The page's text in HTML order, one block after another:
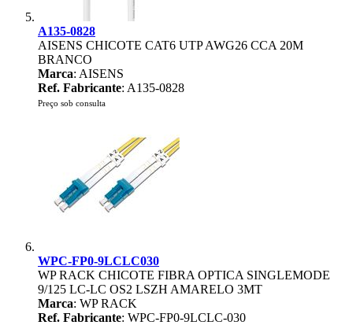
A135-0828
AISENS CHICOTE CAT6 UTP AWG26 CCA 20M
BRANCO
Marca: AISENS
Ref. Fabricante: A135-0828
Preço sob consulta
WPC-FP0-9LCLC030
WP RACK CHICOTE FIBRA OPTICA SINGLEMODE
9/125 LC-LC OS2 LSZH AMARELO 3MT
Marca: WP RACK
Ref. Fabricante: WPC-FP0-9LCLC-030